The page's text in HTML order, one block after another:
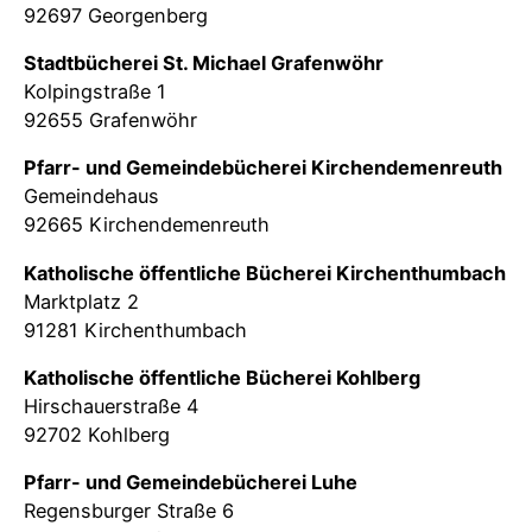
92697 Georgenberg
Stadtbücherei St. Michael Grafenwöhr
Kolpingstraße 1
92655 Grafenwöhr
Pfarr- und Gemeindebücherei Kirchendemenreuth
Gemeindehaus
92665 Kirchendemenreuth
Katholische öffentliche Bücherei Kirchenthumbach
Marktplatz 2
91281 Kirchenthumbach
Katholische öffentliche Bücherei Kohlberg
Hirschauerstraße 4
92702 Kohlberg
Pfarr- und Gemeindebücherei Luhe
Regensburger Straße 6